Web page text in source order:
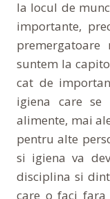
la locul de
importante,
suntem la
cat de
igiena care
alimente, mai
pentru alte
si igiena va
disciplina si
care o faci fara